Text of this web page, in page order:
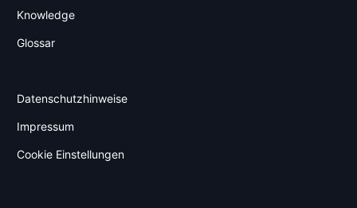
Knowledge
Glossar
Datenschutzhinweise
Impressum
Cookie Einstellungen